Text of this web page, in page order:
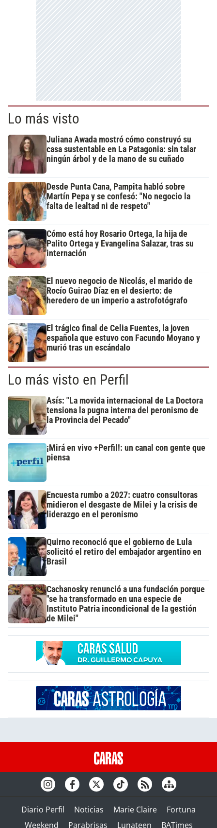
Lo más visto
Juliana Awada mostró cómo construyó su
casa sustentable en La Patagonia: sin talar
ningún árbol y de la mano de su cuñado
Desde Punta Cana, Pampita habló sobre
Martín Pepa y se confesó: "No negocio la
falta de lealtad ni de respeto"
Cómo está hoy Rosario Ortega, la hija de
Palito Ortega y Evangelina Salazar, tras su
internación
El nuevo negocio de Nicolás, el marido de
Rocío Guirao Díaz en el desierto: de
heredero de un imperio a astrofotógrafo
El trágico final de Celia Fuentes, la joven
española que estuvo con Facundo Moyano y
murió tras un escándalo
Lo más visto en Perfil
Asís: "La movida internacional de La Doctora
tensiona la pugna interna del peronismo de
la Provincia del Pecado"
¡Mirá en vivo +Perfil!: un canal con gente que
piensa
Encuesta rumbo a 2027: cuatro consultoras
midieron el desgaste de Milei y la crisis de
liderazgo en el peronismo
Quirno reconoció que el gobierno de Lula
solicitó el retiro del embajador argentino en
Brasil
Cachanosky renunció a una fundación porque
"se ha transformado en una especie de
Instituto Patria incondicional de la gestión
de Milei"
Diario Perfil Noticias Marie Claire
Fortuna
Weekend
Parabrisas Lunateen BATimes